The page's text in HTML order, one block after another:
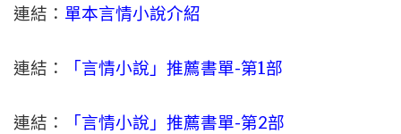
連結： 單本言情小說介紹
連結： 「言情小說」推薦書單-第1部
連結： 「言情小說」推薦書單-第2部